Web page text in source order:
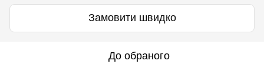
Замовити швидко
До обраного